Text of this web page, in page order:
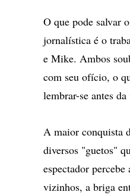
O que pode salvar
jornalística é o
e Mike. Ambos
com seu ofício, o
lembrar-se antes
A maior conquista
diversos "guetos"
espectador
vizinhos, a briga